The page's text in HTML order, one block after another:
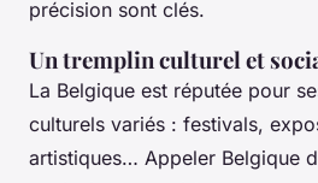
précision sont clés.
Un tremplin culturel et
La Belgique est réputée pour
culturels variés : festivals,
artistiques… Appeler Belgique